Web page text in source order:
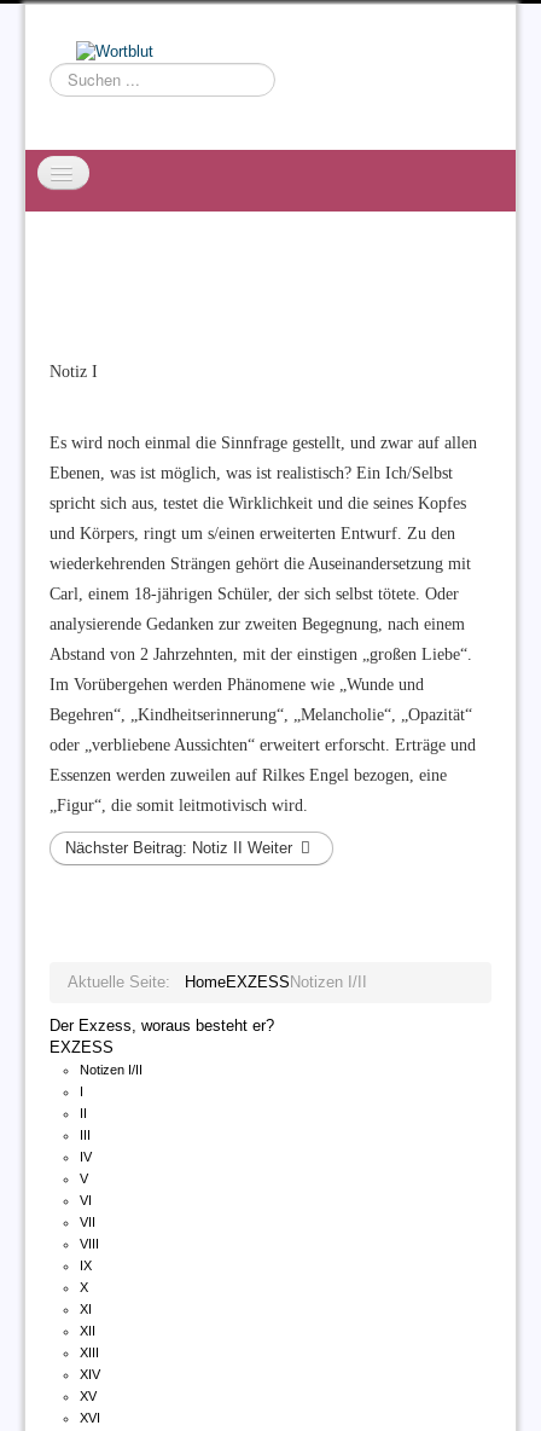
Suchen
...
Notiz I
Es wird noch einmal die Sinnfrage gestellt, und zwar auf allen
Ebenen, was ist möglich, was ist realistisch? Ein Ich/Selbst
spricht sich aus, testet die Wirklichkeit und die seines Kopfes
und Körpers, ringt um s/einen erweiterten Entwurf. Zu den
wiederkehrenden Strängen gehört die Auseinandersetzung mit
Carl, einem 18-jährigen Schüler, der sich selbst tötete. Oder
analysierende Gedanken zur zweiten Begegnung, nach einem
Abstand von 2 Jahrzehnten, mit der einstigen „großen Liebe“.
Im Vorübergehen werden Phänomene wie „Wunde und
Begehren“, „Kindheitserinnerung“, „Melancholie“, „Opazität“
oder „verbliebene Aussichten“ erweitert erforscht. Erträge und
Essenzen werden zuweilen auf Rilkes Engel bezogen, eine
„Figur“, die somit leitmotivisch wird.
Nächster Beitrag: Notiz II Weiter
Aktuelle Seite: HomeEXZESS Notizen I/II
Der Exzess, woraus besteht er?
EXZESS
Notizen I/II
I
II
III
IV
V
VI
VII
VIII
IX
X
XI
XII
XIII
XIV
XV
XVI